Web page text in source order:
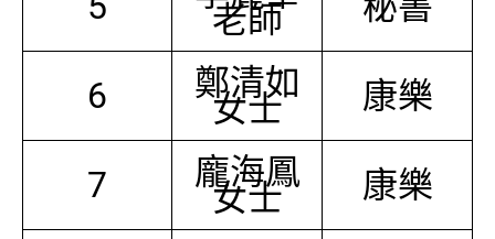
老師
6 鄭清如
女士 康樂
7 龐海鳳
女士 康樂